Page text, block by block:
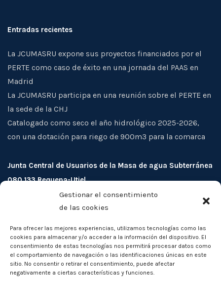
Gestionar el consentimiento
de las cookies
Para ofrecer las mejores experiencias, utilizamos tecnologías como las
cookies para almacenar y/o acceder a la información del dispositivo. El
consentimiento de estas tecnologías nos permitirá procesar datos como
el comportamiento de navegación o las identificaciones únicas en este
sitio. No consentir o retirar el consentimiento, puede afectar
negativamente a ciertas características y funciones.
Entradas recientes
La JCUMASRU expone sus proyectos financiados por el
PERTE como caso de éxito en una jornada del PAAS en
Madrid
La JCUMASRU participa en una reunión sobre el PERTE en
la sede de la CHJ
Catalogado como seco el año hidrológico 2025-2026,
con una dotación para riego de 900m3 para la comarca
Junta Central de Usuarios de la Masa de agua Subterránea
080.133 Requena-Utiel
Tiene entre sus prioridades mejorar el uso de los
superficiales), evitar la sobreexplotación de los acuíferos
de su ámbito territorial, así como la protección
cualitativa de las aguas, y la defensa de los intereses
comunes de sus miembros